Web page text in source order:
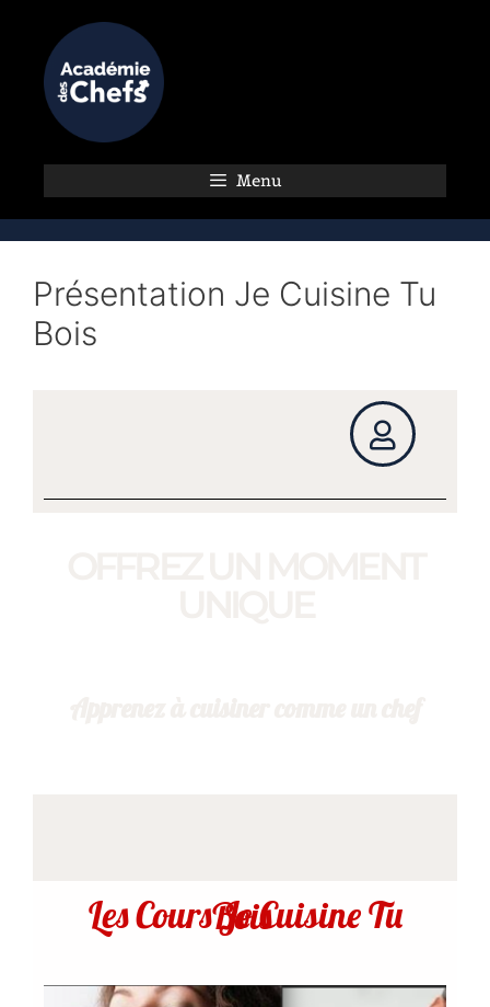
Menu
Présentation Je Cuisine Tu
Bois
Les Cours Je Cuisine Tu Bois